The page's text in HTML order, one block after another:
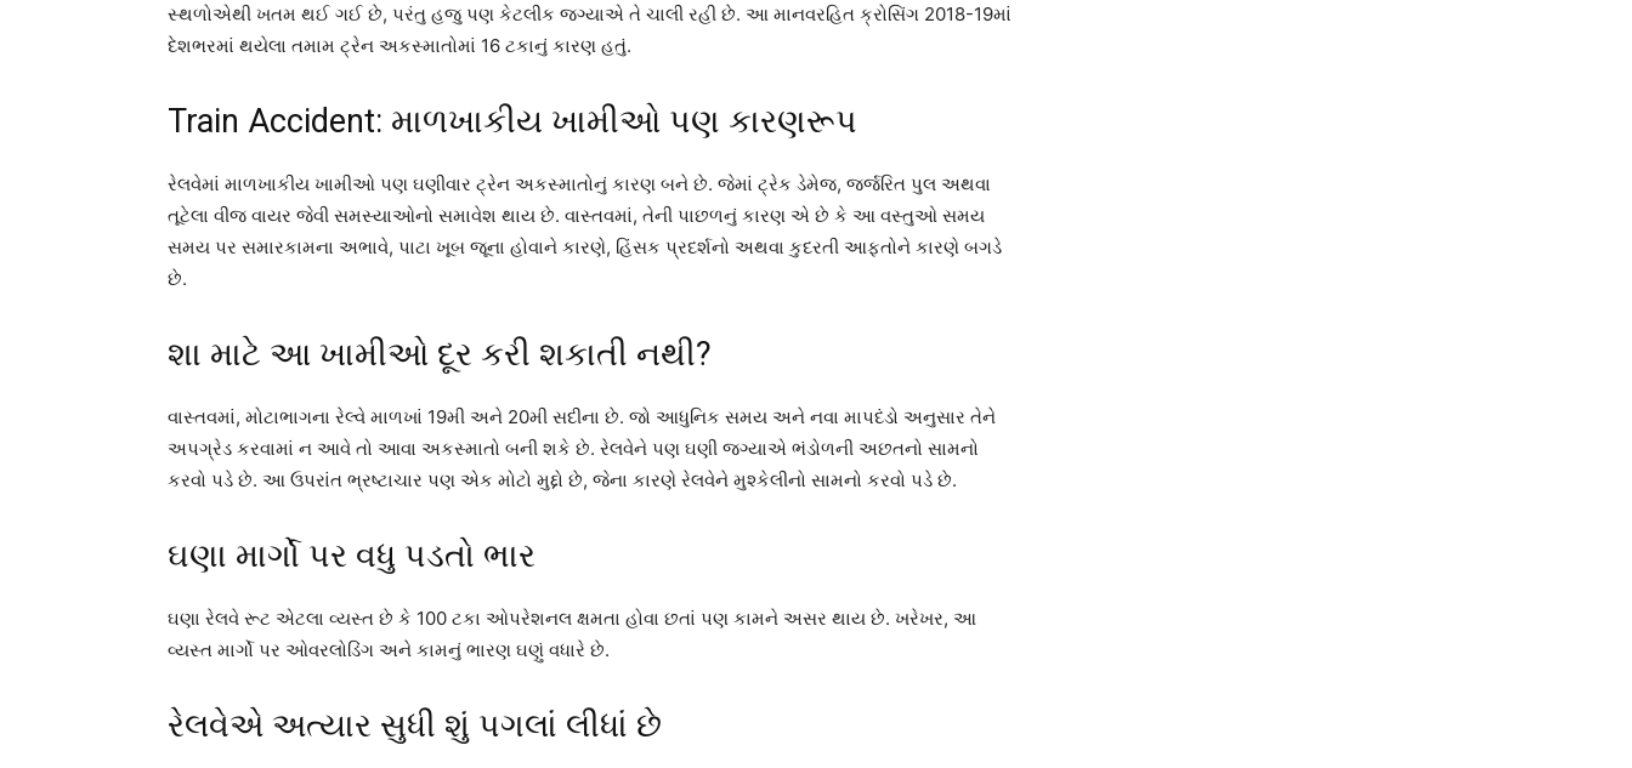
સ્થળોએથી ખતમ થઈ ગઈ છે, પરંતુ હજુ પણ કેટલીક જગ્યાએ તે ચાલી રહી છે. આ માનવરહિત ક્રોસિંગ 2018-19માં
દેશભરમાં થયેલા તમામ ટ્રેન અકસ્માતોમાં 16 ટકાનું કારણ હતું.
Train Accident: માળખાકીય ખામીઓ પણ કારણરૂપ
રેલવેમાં માળખાકીય ખામીઓ પણ ઘણીવાર ટ્રેન અકસ્માતોનું કારણ બને છે. જેમાં ટ્રેક ડેમેજ, જર્જરિત પુલ અથવા
તૂટેલા વીજ વાયર જેવી સમસ્યાઓનો સમાવેશ થાય છે. વાસ્તવમાં, તેની પાછળનું કારણ એ છે કે આ વસ્તુઓ સમય
સમય પર સમારકામના અભાવે, પાટા ખૂબ જૂના હોવાને કારણે, હિંસક પ્રદર્શનો અથવા કુદરતી આફતોને કારણે બગડે
છે.
શા માટે આ ખામીઓ દૂર કરી શકાતી નથી?
વાસ્તવમાં, મોટાભાગના રેલ્વે માળખાં 19મી અને 20મી સદીના છે. જો આધુનિક સમય અને નવા માપદંડો અનુસાર તેને
અપગ્રેડ કરવામાં ન આવે તો આવા અકસ્માતો બની શકે છે. રેલવેને પણ ઘણી જગ્યાએ ભંડોળની અછતનો સામનો
કરવો પડે છે. આ ઉપરાંત ભ્રષ્ટાચાર પણ એક મોટો મુદ્દો છે, જેના કારણે રેલવેને મુશ્કેલીનો સામનો કરવો પડે છે.
ઘણા માર્ગો પર વધુ પડતો ભાર
ઘણા રેલવે રૂટ એટલા વ્યસ્ત છે કે 100 ટકા ઓપરેશનલ ક્ષમતા હોવા છતાં પણ કામને અસર થાય છે. ખરેખર, આ
વ્યસ્ત માર્ગો પર ઓવરલોડિંગ અને કામનું ભારણ ઘણું વધારે છે.
રેલવેએ અત્યાર સુધી શું પગલાં લીધાં છે